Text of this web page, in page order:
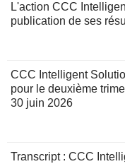
L'action CCC
publication de ses
CCC Intelligent
pour le deuxième
30 juin 2026
Transcript : CCC